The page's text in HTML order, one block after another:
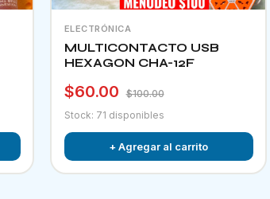
ELECTRÓNICA
MULTICONTACTO USB
HEXAGON CHA-12F
$60.00
$100.00
Stock: 71 disponibles
+ Agregar al carrito